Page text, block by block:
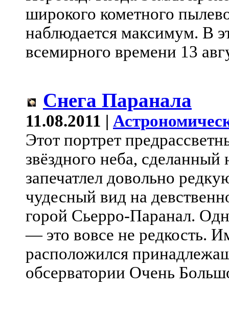
широкого кометного
наблюдается максимум. В
всемирного времени 13
Снега Паранала
11.08.2011 |
Этот портрет
звёздного неба,
запечатлел довольно
чудесный вид на
горой Сьерро-Паранал.
— это вовсе не редкость.
расположился
обсерватории Очень